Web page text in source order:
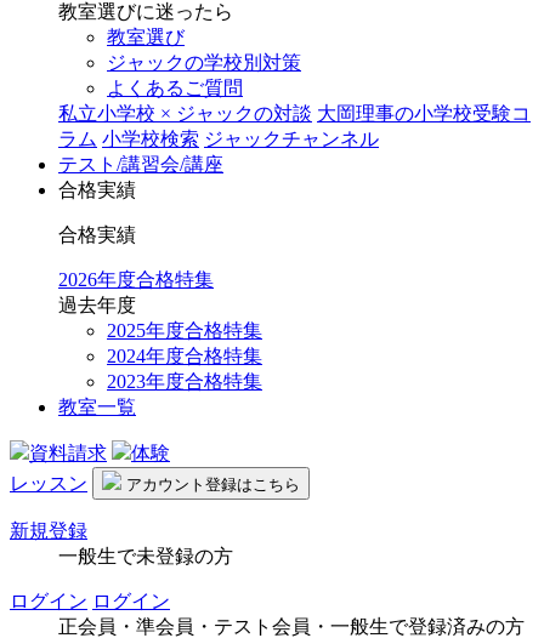
教室選びに迷ったら
教室選び
ジャックの学校別対策
よくあるご質問
私立小学校 × ジャックの対談 大岡理事の小学校受験コ
ラム 小学校検索 ジャックチャンネル
テスト/講習会/講座
合格実績
合格実績
2026年度合格特集
過去年度
2025年度合格特集
2024年度合格特集
2023年度合格特集
教室一覧
資料請求
体験
レッスン
アカウント 登録はこちら
新規登録
一般生で未登録の方
ログイン ログイン
正会員・準会員・テスト会員・一般生で登録済みの方